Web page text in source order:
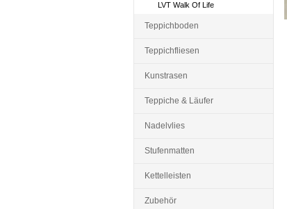
LVT Walk Of Life
Teppichboden
Teppichfliesen
Kunstrasen
Teppiche & Läufer
Nadelvlies
Stufenmatten
Kettelleisten
Zubehör